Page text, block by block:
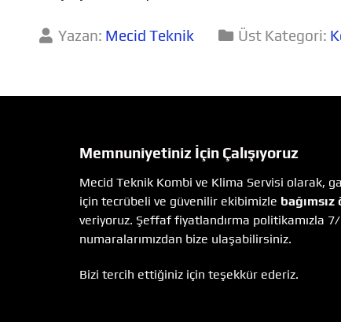
Yazan: Mecid Teknik Üst Kategori:
Memnuniyetiniz İçin Çalışıyoruz
Mecid Teknik Kombi ve Klima Servisi olarak,
için tecrübeli ve güvenilir ekibimizle
veriyoruz. Şeffaf fiyatlandırma politikamızla
numaralarımızdan bize ulaşabilirsiniz.
Bizi tercih ettiğiniz için teşekkür ederiz.